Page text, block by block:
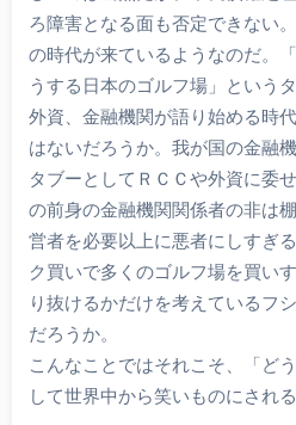
ろ障害となる面も否定できない
の時代が来ているようなのだ。
うする日本のゴルフ場」という
外資、金融機関が語り始める時
はないだろうか。我が国の金融
タブーとしてＲＣＣや外資に委
の前身の金融機関関係者の非は
営者を必要以上に悪者にしすぎ
ク買いで多くのゴルフ場を買い
り抜けるかだけを考えているフ
だろうか。
こんなことではそれこそ、「ど
して世界中から笑いものにされ